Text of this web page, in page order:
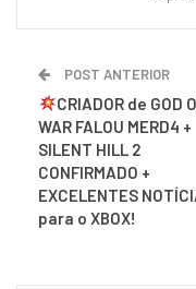
POST ANTERIOR
CRIADOR de GOD
WAR FALOU MERD4 +
SILENT HILL 2
CONFIRMADO +
EXCELENTES
para o XBOX!